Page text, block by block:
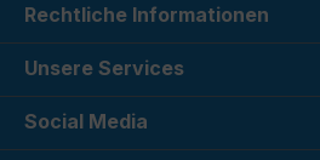
Rechtliche Informationen
Unsere Services
Social Media